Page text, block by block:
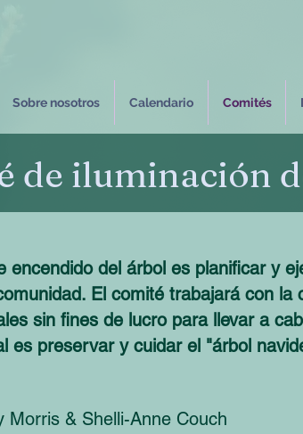
Sobre nosotros Calendario Comités
de iluminación
encendido del árbol es planificar y
El comité trabajará con la
sin fines de lucro para llevar a
es preservar y cuidar el "árbol
Morris & Shelli-Anne Couch